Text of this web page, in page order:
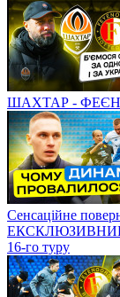
ШАХТАР -
Сенсаційне
ЕКСКЛЮЗИВНИЙ
16-го туру